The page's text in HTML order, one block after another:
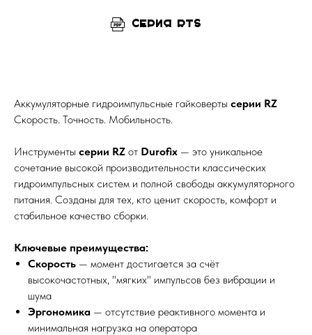
Серия RTS
Аккумуляторные гидроимпульсные гайковерты серии RZ
Скорость. Точность. Мобильность.
Инструменты серии RZ от Durofix — это уникальное
сочетание высокой производительности классических
гидроимпульсных систем и полной свободы аккумуляторного
питания. Созданы для тех, кто ценит скорость, комфорт и
стабильное качество сборки.
Ключевые преимущества:
Скорость — момент достигается за счёт
высокочастотных, "мягких" импульсов без вибрации и
шума
Эргономика — отсутствие реактивного момента и
минимальная нагрузка на оператора